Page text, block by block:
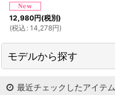
12,980円(税別)
(税込 : 14,278円)
モデルから探す
PyunA.(ぴょな)
最近チェックしたアイテム